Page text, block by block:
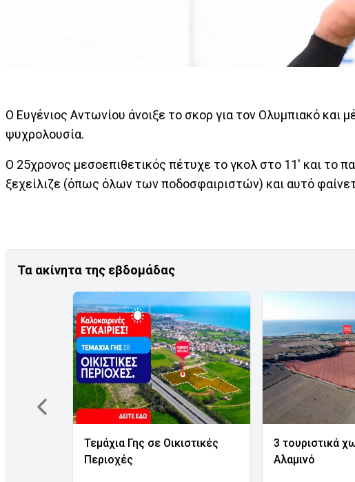
Ο Ευγένιος Αντωνίου άνοιξε το σκορ για τον Ολυμπιακό
ψυχρολουσία.
Ο 25χρονος μεσοεπιθετικός πέτυχε το γκολ στο 11' και το
ξεχείλιζε (όπως όλων των ποδοσφαιριστών) και αυτό
Τα ακίνητα της εβδομάδας
Τεμάχια Γης σε Οικιστικές
Περιοχές
3 τουριστικά
Αλαμινό